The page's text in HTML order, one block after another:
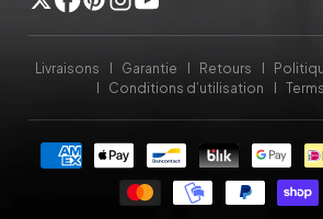
TwitterFacebook
Pinterest
Instagram
YouTube
Livraisons Garantie Retours
Conditions d’utilisation
de